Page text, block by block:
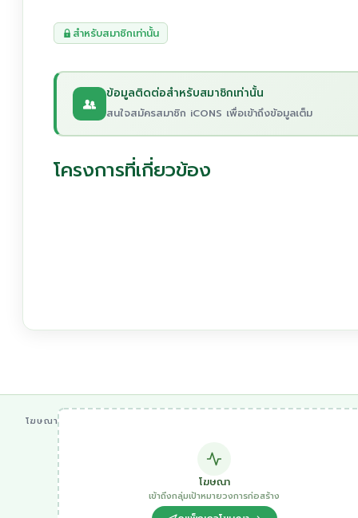
สำหรับสมาชิกเท่านั้น
ข้อมูลติดต่อสำหรับสมาชิกเท่านั้น
สนใจสมัครสมาชิก iCONS เพื่อเข้าถึงข้อมูลเต็ม
โครงการที่เกี่ยวข้อง
โฆษณา
โฆษณา
เข้าถึงกลุ่มเป้าหมายวงการก่อสร้าง